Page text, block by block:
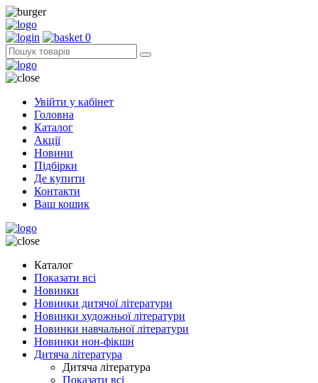
0
Увійти у кабінет
Головна
Каталог
Акції
Новини
Підбірки
Де купити
Контакти
Ваш кошик
Каталог
Показати всі
Новинки
Новинки дитячої літератури
Новинки художньої літератури
Новинки навчальної літератури
Новинки нон-фікшн
Дитяча література
Дитяча література
Показати всі